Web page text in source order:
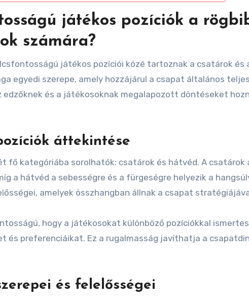
játékos pozíciók a
számára?
játékos pozíciói közé tartoznak a csatárok és
egyedi szerepe, amely hozzájárul a csapat általános
edzőknek és a játékosoknak megalapozott döntéseket
áttekintése
fő kategóriába sorolhatók: csatárok és hátvéd. A csatárok
a hátvéd a sebességre és a fürgeségre helyezik a
amelyek összhangban állnak a csapat
hogy a játékosokat különböző pozíciókkal
és preferenciáikat. Ez a rugalmasság javíthatja a
és felelősségei